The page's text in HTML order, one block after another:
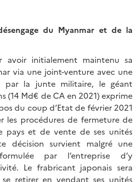
du Myanmar et de la
avoir initialement maintenu sa
via une joint-venture avec une
par la junte militaire, le géant
(14 Md€ de CA en 2021) exprime
du coup d’Etat de février 2021
les procédures de fermeture de
pays et de vente de ses unités
décision survient malgré une
par l’entreprise d’y
Le frabricant japonais sera
retirer en vendant ses unités